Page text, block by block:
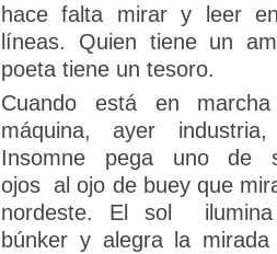
hace falta mirar y leer
líneas. Quien tiene un
poeta tiene un tesoro.
Cuando está en
máquina, ayer
Insomne pega uno de
ojos al ojo de buey que
nordeste. El sol
búnker y alegra la mirada